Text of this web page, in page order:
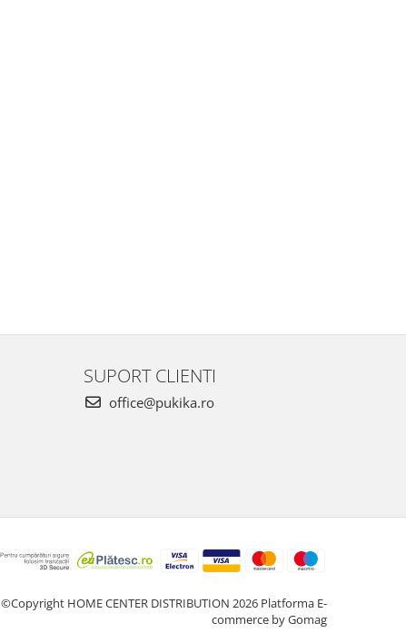
SUPORT CLIENTI
office@pukika.ro
©Copyright HOME CENTER DISTRIBUTION 2026 Platforma E-
commerce by Gomag